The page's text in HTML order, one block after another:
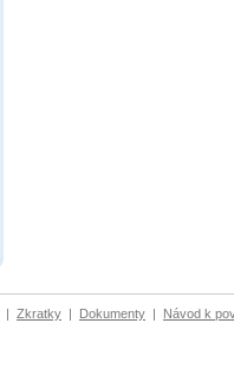
| Zkratky | Dokumenty | Návod k